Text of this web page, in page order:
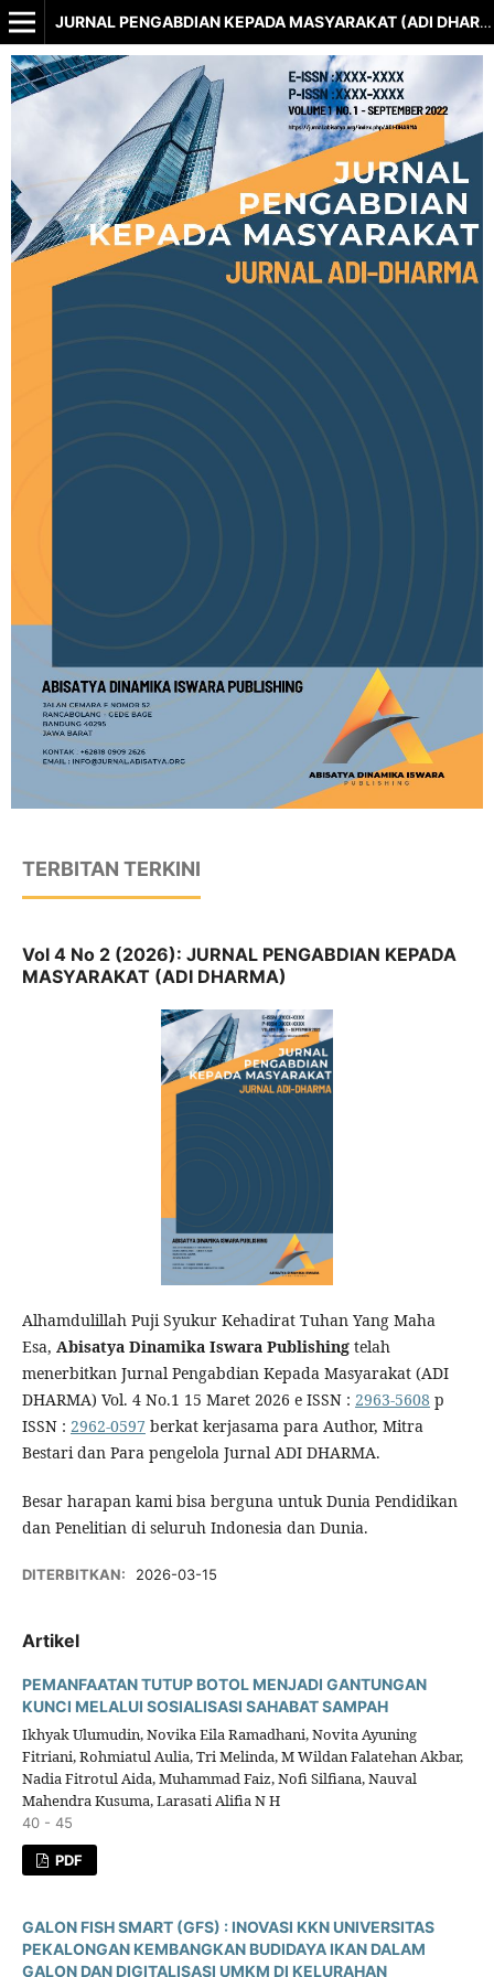
JURNAL PENGABDIAN KEPADA MASYARAKAT (ADI DHARMA)
TERBITAN TERKINI
Vol 4 No 2 (2026): JURNAL PENGABDIAN KEPADA
MASYARAKAT (ADI DHARMA)
Alhamdulillah Puji Syukur Kehadirat Tuhan Yang Maha
Esa, Abisatya Dinamika Iswara Publishingtelah
menerbitkan Jurnal Pengabdian Kepada Masyarakat (ADI
DHARMA) Vol. 4 No.1 15 Maret 2026 e ISSN : 2963-5608 p
ISSN : 2962-0597 berkat kerjasama para Author, Mitra
Bestari dan Para pengelola Jurnal ADI DHARMA.
Besar harapan kami bisa berguna untuk Dunia Pendidikan
dan Penelitian di seluruh Indonesia dan Dunia.
DITERBITKAN: 2026-03-15
Artikel
PEMANFAATAN TUTUP BOTOL MENJADI GANTUNGAN
KUNCI MELALUI SOSIALISASI SAHABAT SAMPAH
Ikhyak Ulumudin, Novika Eila Ramadhani, Novita Ayuning
Fitriani, Rohmiatul Aulia, Tri Melinda, M Wildan Falatehan Akbar,
Nadia Fitrotul Aida, Muhammad Faiz, Nofi Silfiana, Nauval
Mahendra Kusuma, Larasati Alifia N H
40 - 45
PDF
GALON FISH SMART (GFS) : INOVASI KKN UNIVERSITAS
PEKALONGAN KEMBANGKAN BUDIDAYA IKAN DALAM
GALON DAN DIGITALISASI UMKM DI KELURAHAN